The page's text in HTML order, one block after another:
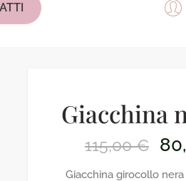
Giacchina
115,00€
Giacchina girocollo